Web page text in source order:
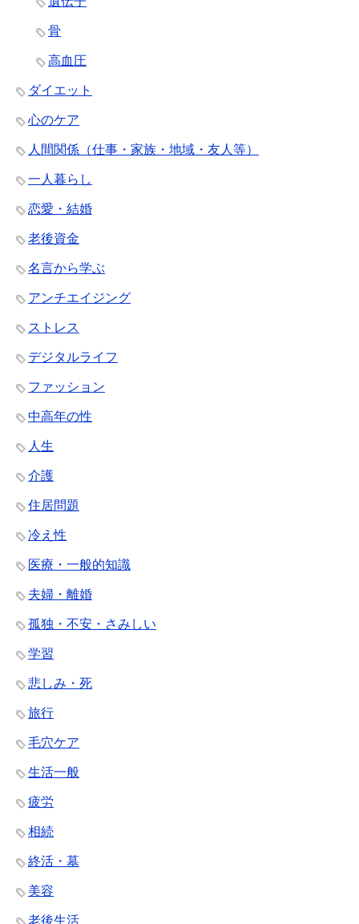
骨
高血圧
ダイエット
心のケア
人間関係（仕事・家族・地域・友人等）
一人暮らし
恋愛・結婚
老後資金
名言から学ぶ
アンチエイジング
ストレス
デジタルライフ
ファッション
中高年の性
人生
介護
住居問題
冷え性
医療・一般的知識
夫婦・離婚
孤独・不安・さみしい
学習
悲しみ・死
旅行
毛穴ケア
生活一般
疲労
相続
終活・墓
美容
老後生活